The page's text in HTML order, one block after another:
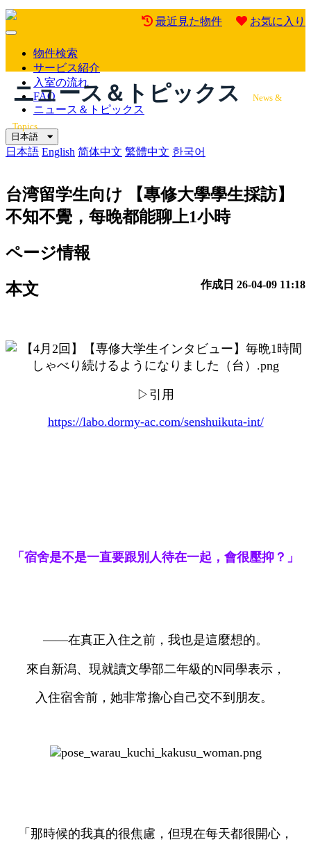
最近見た物件 お気に入り
Mobile
物件検索
サービス紹介
入室の流れ
FAQ
ニュース＆トピックス
日本語
日本語 English 简体中文 繁體中文 한국어
ニュース＆トピックス News &
Topics
台湾留学生向け
【專修大學學生採訪】
不知不覺，每晚都能聊上1小時
ページ情報
作成日 26-04-09 11:18
本文
▷引用
https://labo.dormy-ac.com/senshuikuta-int/
「宿舍是不是一直要跟別人待在一起，會很壓抑？」
——在真正入住之前，我也是這麼想的。
來自新潟、現就讀文學部二年級的N同學表示，
入住宿舍前，她非常擔心自己交不到朋友。
「那時候的我真的很焦慮，但現在每天都很開心，